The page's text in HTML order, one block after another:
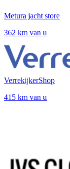
Metura jacht store
362 km van u
VerrekijkerShop
415 km van u